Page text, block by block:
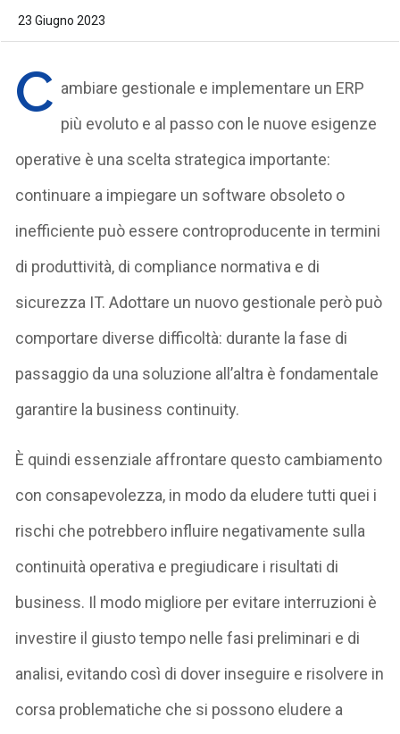
23 Giugno 2023
C ambiare gestionale e implementare un ERP
più evoluto e al passo con le nuove esigenze
operative è una scelta strategica importante:
continuare a impiegare un software obsoleto o
inefficiente può essere controproducente in termini
di produttività, di compliance normativa e di
sicurezza IT. Adottare un nuovo gestionale però può
comportare diverse difficoltà: durante la fase di
passaggio da una soluzione all’altra è fondamentale
garantire la business continuity.
È quindi essenziale affrontare questo cambiamento
con consapevolezza, in modo da eludere tutti quei i
rischi che potrebbero influire negativamente sulla
continuità operativa e pregiudicare i risultati di
business. Il modo migliore per evitare interruzioni è
investire il giusto tempo nelle fasi preliminari e di
analisi, evitando così di dover inseguire e risolvere in
corsa problematiche che si possono eludere a